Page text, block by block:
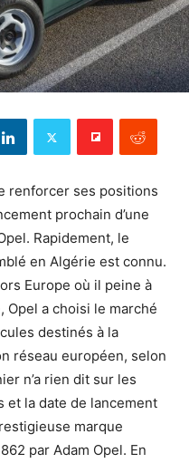
renforcer ses positions
prochain d’une
Rapidement, le
en Algérie est connu.
Europe où il peine à
Opel a choisi le marché
destinés à la
réseau européen, selon
n’a rien dit sur les
et la date de lancement
marque
par Adam Opel. En